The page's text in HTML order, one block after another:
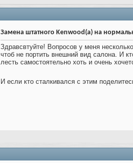
Замена штатного Kenwood(a) на
Здравсвтуйте! Вопросов у меня
чтоб не портить внешний вид салона. И
лесть самостоятельно хоть и очень
И если кто сталкивался с этим